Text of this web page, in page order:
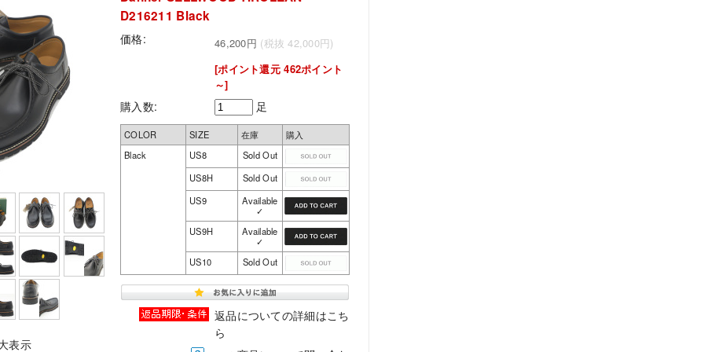
表示
D216211 Black
価格: 46,200円 (税抜 42,000円)
[ポイント還元 462ポイント
～]
購入数: 足
COLOR SIZE 在庫
購入
Black
US8
Sold Out
US8H
Sold Out
US9
Available
✓
US9H
Available
✓
US10
Sold Out
返品についての詳細はこち
ら